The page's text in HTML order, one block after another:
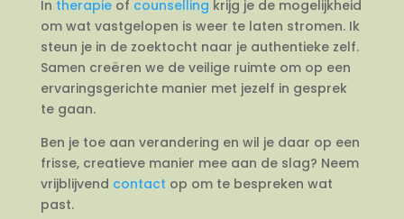
In therapieof counselling krijg je de mogelijkheid
om wat vastgelopen is weer te laten stromen. Ik
steun je in de zoektocht naar je authentieke zelf.
Samen creëren we de veilige ruimte om op een
ervaringsgerichte manier met jezelf in gesprek
te gaan.
Ben je toe aan verandering en wil je daar op een
frisse, creatieve manier mee aan de slag? Neem
vrijblijvend contact op om te bespreken wat
past.